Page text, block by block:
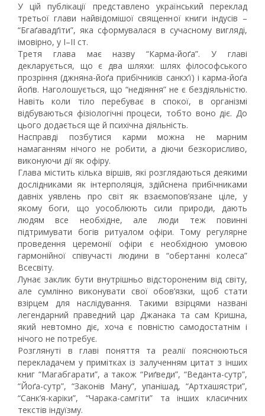
У цій публікації представлено український переклад
третьої глави найвідомішої священної книги індусів –
“Бгаґавадґіти”, яка сформувалася в сучасному вигляді,
імовірно, у I–II ст.
Третя глава має назву “Карма-йоґа”. У главі
декларується, що є два шляхи: шлях філософського
прозріння (джняна-йоґа прибічників санкх’ї) і карма-йоґа
йоґів. Наголошується, що “недіяння” не є бездіяльністю.
Навіть коли тіло перебуває в спокої, в організмі
відбуваються фізіологічні процеси, тобто воно діє. До
цього додається ще й психічна діяльність.
Насправді позбутися карми можна не марним
намаганням нічого не робити, а діючи безкорисливо,
виконуючи дії як офіру.
Глава містить кілька віршів, які розглядаються деякими
дослідниками як інтерполяція, здійснена прибічниками
давніх уявлень про світ як взаємопов’язане ціле, у
якому боги, що уособлюють сили природи, дають
людям все необхідне, але люди теж повинні
підтримувати богів ритуалом офіри. Тому регулярне
проведення церемонії офіри є необхідною умовою
гармонійної співучасті людини в “обертанні колеса”
Всесвіту.
Лунає заклик бути внутрішньо відстороненим від світу,
але сумлінно виконувати свої обов’язки, щоб стати
взірцем для наслідування. Такими взірцями названі
легендарний праведний цар Джанака та сам Кришна,
який невтомно діє, хоча є повністю самодостатнім і
нічого не потребує.
Розглянуті в главі поняття та реалії пояснюються
перекладачем у примітках із залученням цитат з інших
книг “Магабгарати”, а також “Риґведи”, “Веданта-сутр”,
“Йоґа-сутр”, “Законів Ману”, упанішад, “Артхашястри”,
“Санк’я-каріки”, “Чарака-самгіти” та інших класичних
текстів індуїзму.